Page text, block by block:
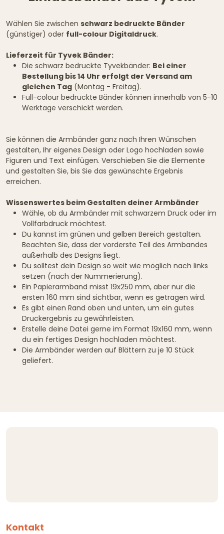
Wählen Sie zwischen schwarz bedruckte Bänder
(günstiger) oder full-colour Digitaldruck.
Lieferzeit für Tyvek Bänder:
Die schwarz bedruckte Tyvekbänder: Bei einer
Bestellung bis 14 Uhr erfolgt der Versand am
gleichen Tag (Montag - Freitag).
Full-colour bedruckte Bänder können innerhalb von 5-10
Werktage verschickt werden.
Sie können die Armbänder ganz nach Ihren Wünschen
gestalten, Ihr eigenes Design oder Logo hochladen sowie
Figuren und Text einfügen. Verschieben Sie die Elemente
und gestalten Sie, bis Sie das gewünschte Ergebnis
erreichen.
Wissenswertes beim Gestalten deiner Armbänder
Wähle, ob du Armbänder mit schwarzem Druck oder im
Vollfarbdruck möchtest.
Du kannst im grünen und gelben Bereich gestalten.
Beachten Sie, dass der vorderste Teil des Armbandes
außerhalb des Designs liegt.
Du solltest dein Design so weit wie möglich nach links
setzen (nach der Nummerierung).
Ein Papierarmband misst 19x250 mm, aber nur die
ersten 160 mm sind sichtbar, wenn es getragen wird.
Es gibt einen Rand oben und unten, um ein gutes
Druckergebnis zu gewährleisten.
Erstelle deine Datei gerne im Format 19x160 mm, wenn
du ein fertiges Design hochladen möchtest.
Die Armbänder werden auf Blättern zu je 10 Stück
geliefert.
Kontakt